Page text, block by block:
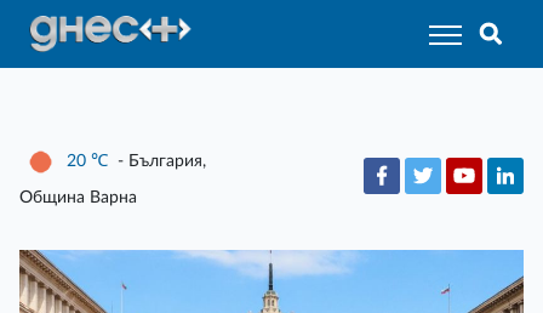
20 ℃ - България,
Община Варна